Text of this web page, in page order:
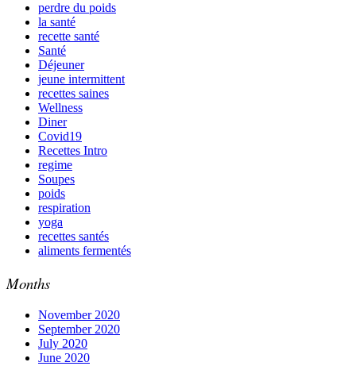
perdre du poids
la santé
recette santé
Santé
Déjeuner
jeune intermittent
recettes saines
Wellness
Diner
Covid19
Recettes Intro
regime
Soupes
poids
respiration
yoga
recettes santés
aliments fermentés
Months
November 2020
September 2020
July 2020
June 2020